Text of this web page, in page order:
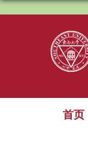
首页